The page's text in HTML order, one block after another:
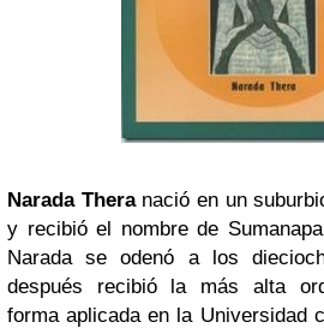
Narada Theranació en un
y recibió el nombre de
Narada se odenó a los
después recibió la más alta
forma aplicada en la Universidad